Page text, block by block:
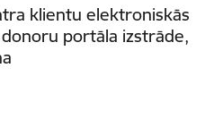
klientu elektroniskās
portāla izstrāde,